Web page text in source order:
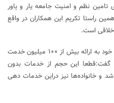
نظم و امنیت جامعه یار و یاور
راستا تکریم این همکاران در واقع
است.
سردار اشتری در بخش دیگری از سخنان خود به ارائه بیش از ۱۰۰ میلیون خدمت
گفت:قطعا این حجم از خدمات بدون
و خانواده‌ها نیز دراین خدمات دهی